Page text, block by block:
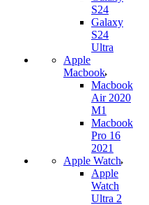
S24
Galaxy
S24
Ultra
Apple
Macbook
Macbook
Air 2020
M1
Macbook
Pro 16
2021
Apple Watch
Apple
Watch
Ultra 2